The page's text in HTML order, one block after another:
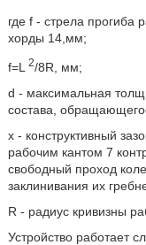
где f - стрела прогиба
хорды 14,мм;
f=L 2/8R, мм;
d - максимальная
состава,
х - конструктивный
рабочим кантом 7
свободный проход
заклинивания их
R - радиус кривизны
Устройство работает